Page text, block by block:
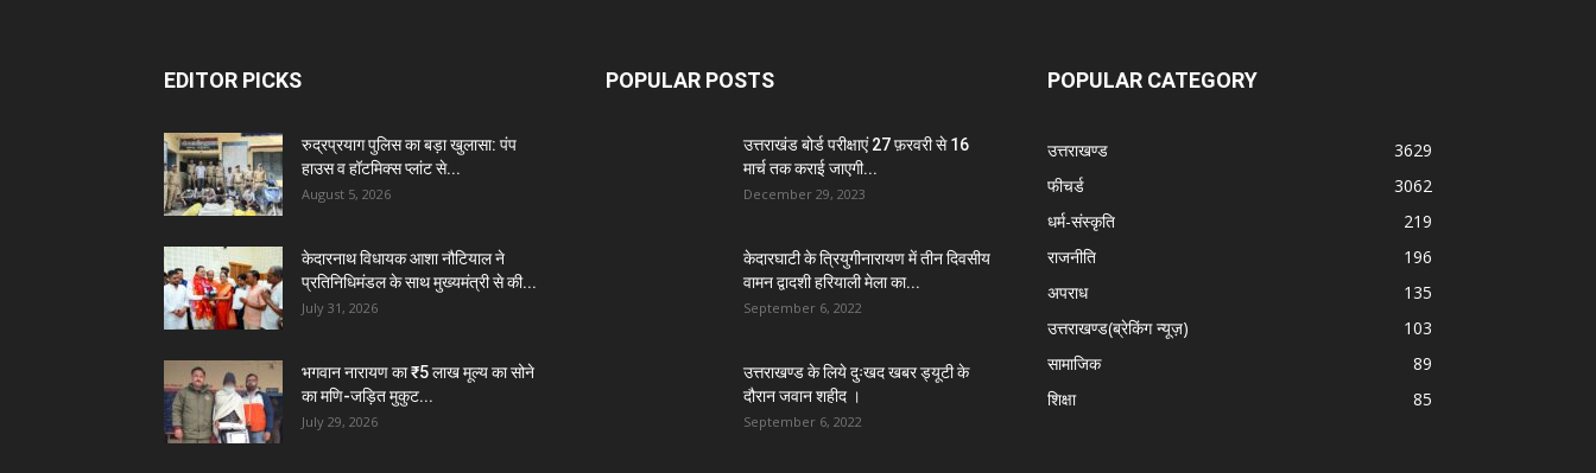
EDITOR PICKS
रुद्रप्रयाग पुलिस का बड़ा खुलासा: पंप
हाउस व हॉटमिक्स प्लांट से...
August 5, 2026
केदारनाथ विधायक आशा नौटियाल ने
प्रतिनिधिमंडल के साथ मुख्यमंत्री से की...
July 31, 2026
भगवान नारायण का ₹5 लाख मूल्य का सोने
का मणि-जड़ित मुकुट...
July 29, 2026
POPULAR POSTS
उत्तराखंड बोर्ड परीक्षाएं 27 फ़रवरी से 16
मार्च तक कराई जाएगी...
December 29, 2023
केदारघाटी के त्रियुगीनारायण में तीन दिवसीय
वामन द्वादशी हरियाली मेला का...
September 6, 2022
उत्तराखण्ड के लिये दुःखद खबर ड्यूटी के
दौरान जवान शहीद ।
September 6, 2022
POPULAR CATEGORY
उत्तराखण्ड
3629
फीचर्ड
3062
धर्म-संस्कृति
219
राजनीति
196
अपराध
135
उत्तराखण्ड(ब्रेकिंग न्यूज़)
103
सामाजिक
89
शिक्षा
85